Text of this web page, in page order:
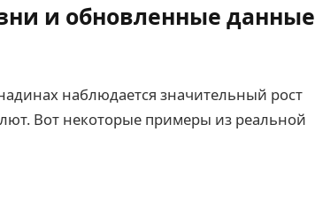
и обновленные данные
наблюдается значительный рост
Вот некоторые примеры из реальной